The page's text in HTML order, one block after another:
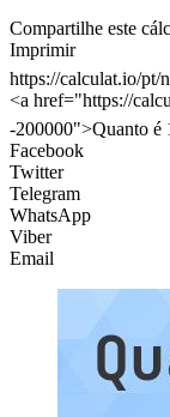
Compartilhe este
Imprimir
https://calculat.io/pt/
<a href="https://
-200000">Quanto é
Facebook
Twitter
Telegram
WhatsApp
Viber
Email